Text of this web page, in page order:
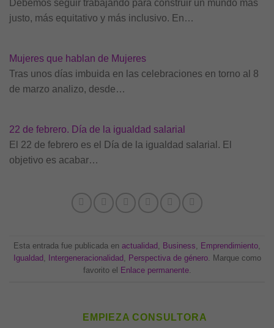
Debemos seguir trabajando para construir un mundo más
justo, más equitativo y más inclusivo. En…
Mujeres que hablan de Mujeres
Tras unos días imbuida en las celebraciones en torno al 8
de marzo analizo, desde…
22 de febrero. Día de la igualdad salarial
El 22 de febrero es el Día de la igualdad salarial. El
objetivo es acabar…
Esta entrada fue publicada en actualidad , Business, Emprendimiento,
Igualdad , Intergeneracionalidad , Perspectiva de género. Marque como
favorito el Enlace permanente.
EMPIEZA CONSULTORA